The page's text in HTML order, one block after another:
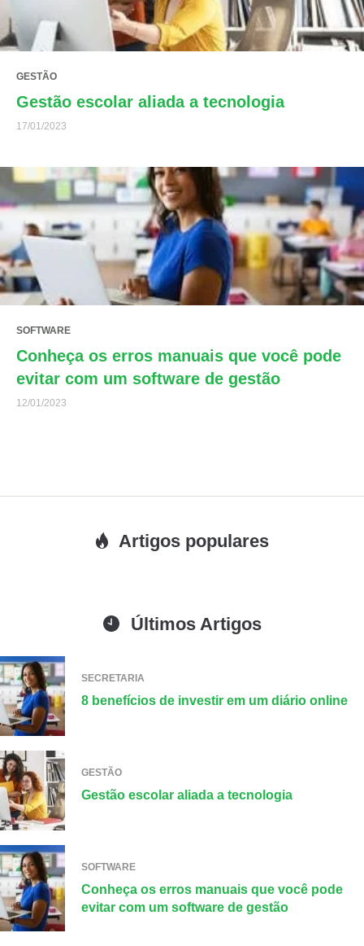
GESTÃO
Gestão escolar aliada a tecnologia
17/01/2023
SOFTWARE
Conheça os erros manuais que você pode
evitar com um software de gestão
12/01/2023
Artigos populares
Últimos Artigos
SECRETARIA
8 benefícios de investir em um diário online
GESTÃO
Gestão escolar aliada a tecnologia
SOFTWARE
Conheça os erros manuais que você pode
evitar com um software de gestão